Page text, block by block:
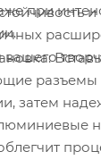
при
затем